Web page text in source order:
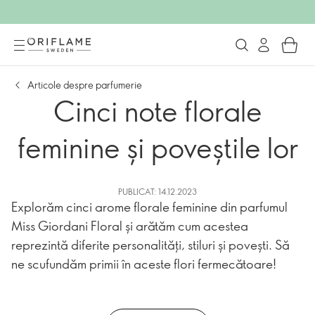
Articole despre parfumerie
Cinci note florale
feminine și poveștile lor
PUBLICAT: 14.12.2023
Explorăm cinci arome florale feminine din parfumul
Miss Giordani Floral și arătăm cum acestea
reprezintă diferite personalități, stiluri și povești. Să
ne scufundăm primii în aceste flori fermecătoare!